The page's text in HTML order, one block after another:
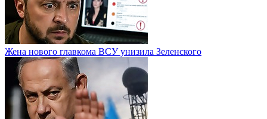
Жена нового главкома ВСУ унизила Зеленского